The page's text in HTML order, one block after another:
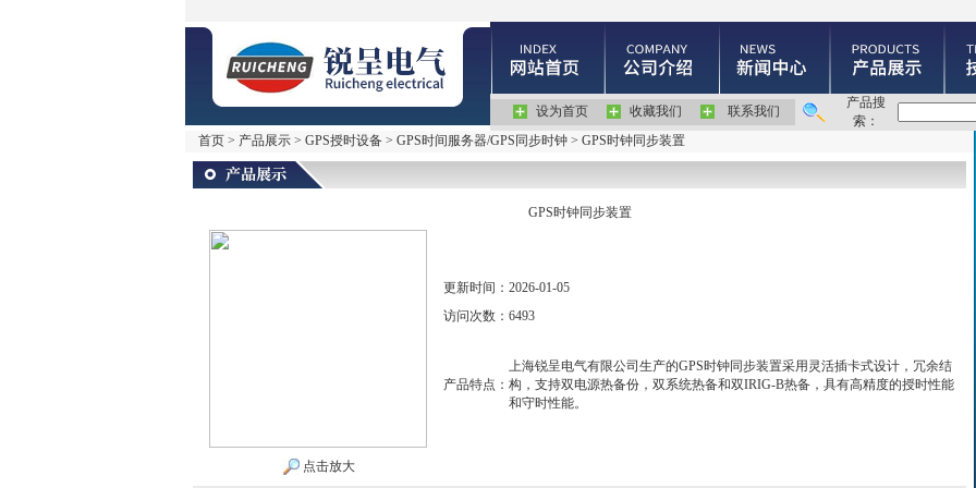
设为首页 收藏我们 联系我们
产品搜
索：
首页 > 产品展示 > GPS授时设备 > GPS时间服务器/GPS同步时钟 > GPS时钟同步装置
GPS时钟同步装置
点击放大
更新时间： 2026-01-05
访问次数： 6493
产品特点：
上海锐呈电气有限公司生产的GPS时钟同步装置采用灵活插卡式设计，冗余结
构，支持双电源热备份，双系统热备和双IRIG-B热备，具有高精度的授时性能
和守时性能。